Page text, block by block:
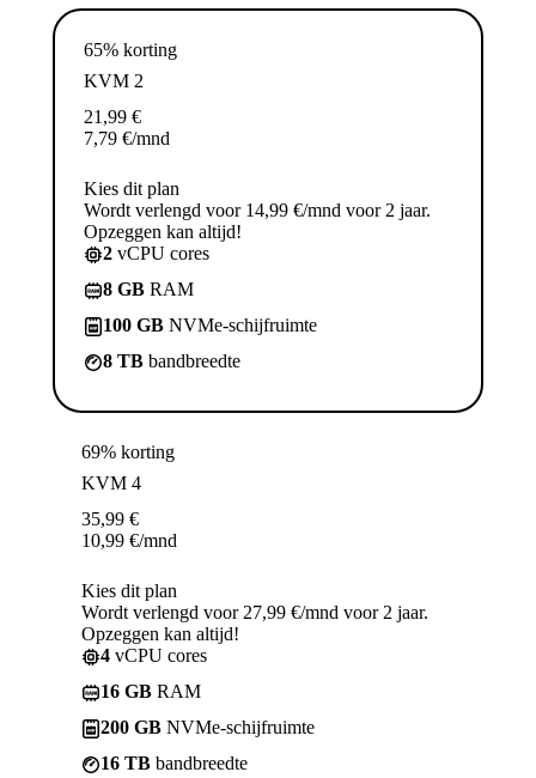
65% korting
KVM 2
21,99 €
7,79 €/mnd
Kies dit plan
Wordt verlengd voor 14,99 €/mnd voor 2 jaar.
Opzeggen kan altijd!
2 vCPU cores
8 GB RAM
100 GB NVMe-schijfruimte
8 TB bandbreedte
69% korting
KVM 4
35,99 €
10,99 €/mnd
Kies dit plan
Wordt verlengd voor 27,99 €/mnd voor 2 jaar.
Opzeggen kan altijd!
4 vCPU cores
16 GB RAM
200 GB NVMe-schijfruimte
16 TB bandbreedte